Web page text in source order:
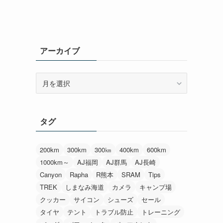
アーカイブ
ブタグ
200km 300km 300㎞ 400km
600km
1000km～
AJ福岡 AJ群馬
AJ長崎
Canyon
Rapha R熊本 SRAM
Tips
TREK
しまなみ海道 カメラ
キャンプ場
クッカー
サイコン シューズ
セール
タイヤ
テント トラブル防止
トレーニング